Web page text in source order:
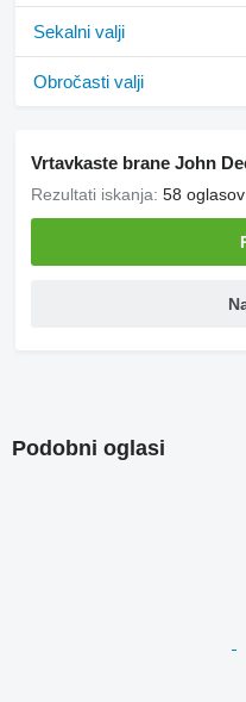
Sekalni valji
Obročasti valji
Vrtavkaste brane John
Rezultati iskanja: 58 oglasov
Podobni oglasi